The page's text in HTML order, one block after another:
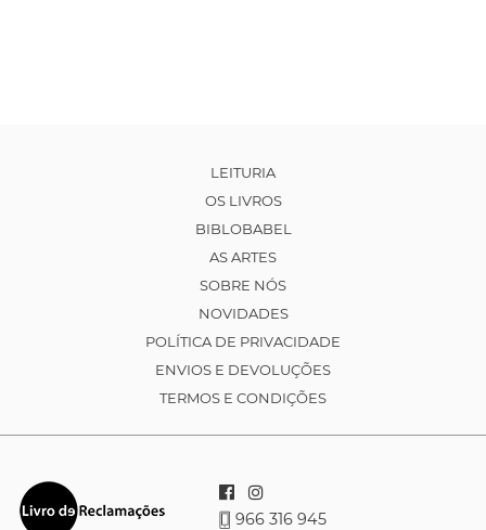
LEITURIA
OS LIVROS
BIBLOBABEL
AS ARTES
SOBRE NÓS
NOVIDADES
POLÍTICA DE PRIVACIDADE
ENVIOS E DEVOLUÇÕES
TERMOS E CONDIÇÕES
966 316 945